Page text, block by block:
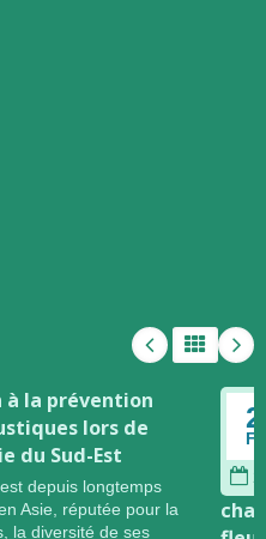
à la prévention
lors de
du Sud-Est
depuis longtemps
Asie, réputée pour la
la diversité de ses